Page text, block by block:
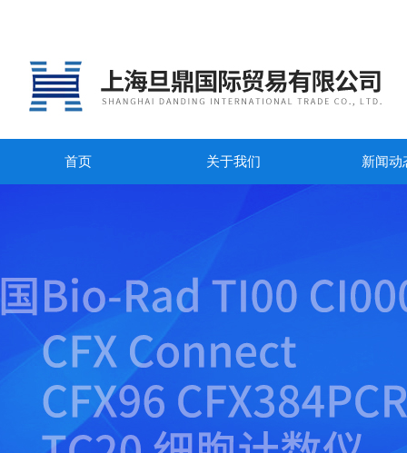
首页 关于我们 新闻动